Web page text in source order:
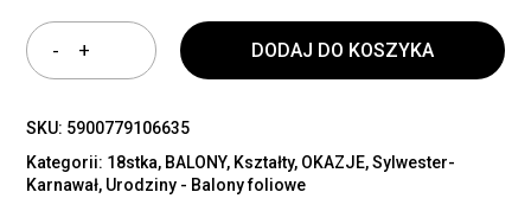
DODAJ DO KOSZYKA
SKU: 5900779106635
Kategorii: 18stka, BALONY, Kształty, OKAZJE,Sylwester-
Karnawał, Urodziny - Balony foliowe